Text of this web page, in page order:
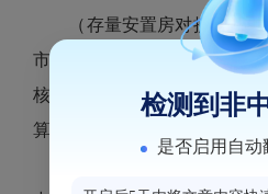
（存量安置房对接价格及
市职能部门完成存量统建安
核定并正式公布后，被征收
算。）
（2）以上房源的面积最
检测到非
是否启用自动